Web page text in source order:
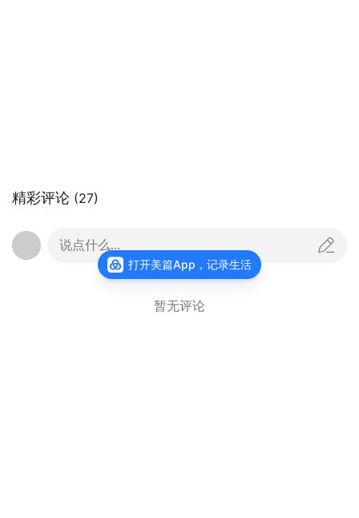
器材： SONY
DSC-HX400
光圈：
f/6.3 快门： 1/50 焦距：215mm ISO：80
花瓣尖——它的腹部是天蓝色，翅尖带着琥珀色，
精彩评论 (27)
说点什么...
暂无评论
打开美篇App，记录生活